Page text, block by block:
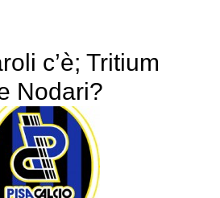
c’è; Tritium
Nodari?